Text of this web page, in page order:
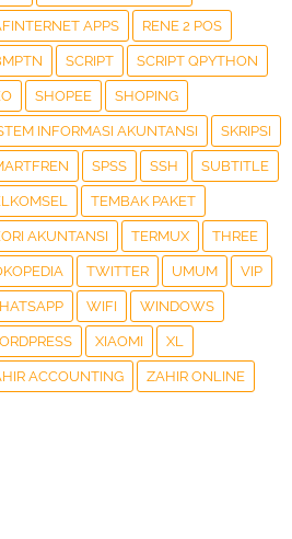
APPS RENE 2 POS
SCRIPT SCRIPT QPYTHON
SHOPEE SHOPING
INFORMASI AKUNTANSI SKRIPSI
SPSS SSH SUBTITLE
TEMBAK PAKET
AKUNTANSI TERMUX THREE
TWITTER UMUM VIP
WIFI WINDOWS
XIAOMI XL
ACCOUNTING ZAHIR ONLINE